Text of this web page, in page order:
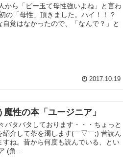
から「ビー玉て母性強いよね」と言わ
の「母性」頂きました。ハイ！！ ?
覚はなかったので、「なんで？」と
2017.10.19
性の本「ユージニア」
バタバタしております・・・ちょっと
紹介して茶を濁します(￣▽￣;) 昔読ん
ね。昔から何度も読んでいる、とい
(角...